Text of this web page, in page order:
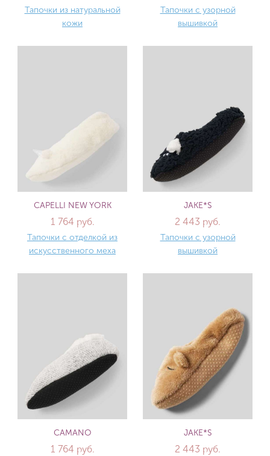
Тапочки из натуральной
кожи
Тапочки с узорной
вышивкой
CAPELLI NEW YORK
1 764 руб.
Тапочки с отделкой из
искусственного меха
JAKE*S
2 443 руб.
Тапочки с узорной
вышивкой
CAMANO
1 764 руб.
JAKE*S
2 443 руб.